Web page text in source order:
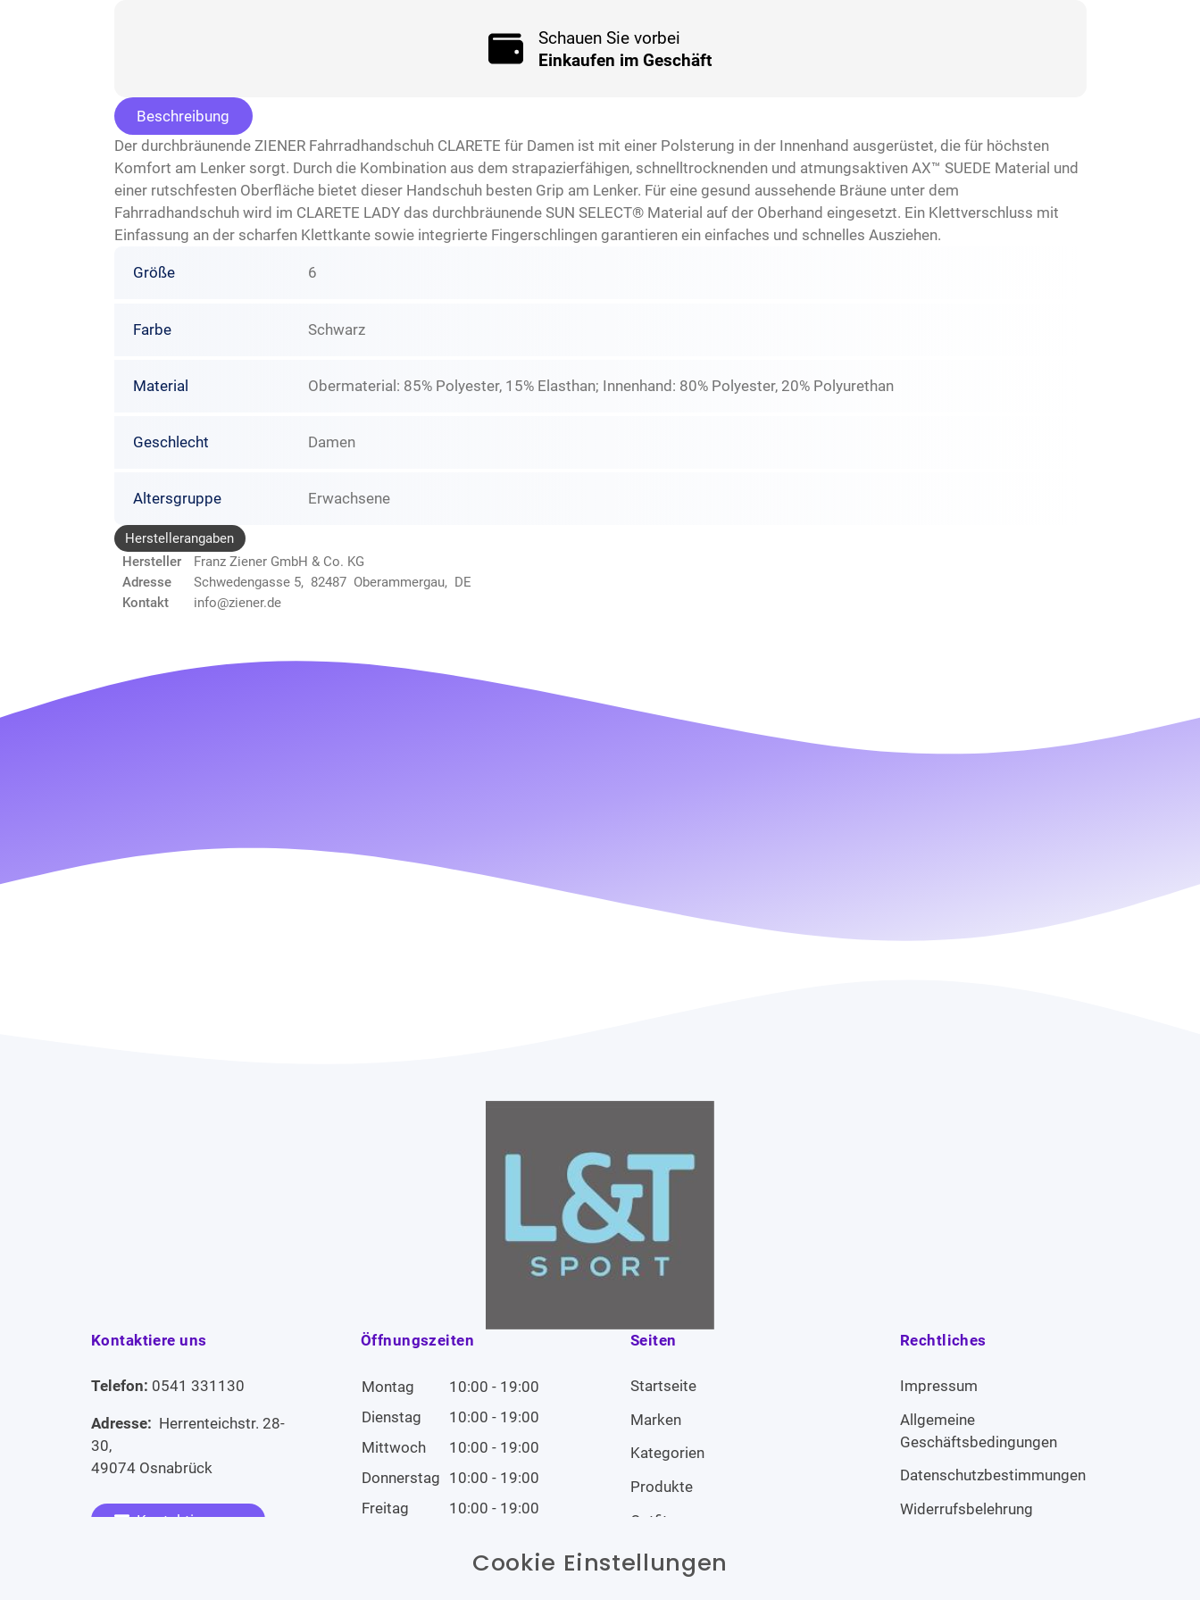
Schauen Sie vorbei
Einkaufen im Geschäft
Beschreibung
Der durchbräunende ZIENER Fahrradhandschuh CLARETE für Damen ist mit einer Polsterung in der Innenhand ausgerüstet, die für höchsten
Komfort am Lenker sorgt. Durch die Kombination aus dem strapazierfähigen, schnelltrocknenden und atmungsaktiven AX™ SUEDE Material und
einer rutschfesten Oberfläche bietet dieser Handschuh besten Grip am Lenker. Für eine gesund aussehende Bräune unter dem
Fahrradhandschuh wird im CLARETE LADY das durchbräunende SUN SELECT® Material auf der Oberhand eingesetzt. Ein Klettverschluss mit
Einfassung an der scharfen Klettkante sowie integrierte Fingerschlingen garantieren ein einfaches und schnelles Ausziehen.
Größe 6
Farbe Schwarz
Material Obermaterial: 85% Polyester, 15% Elasthan; Innenhand: 80% Polyester, 20% Polyurethan
Geschlecht Damen
Altersgruppe Erwachsene
Herstellerangaben
Hersteller
Franz Ziener GmbH & Co. KG
Adresse
Schwedengasse 5, 82487 Oberammergau, DE
Kontakt
info@ziener.de
Kontaktiere uns
Telefon: 0541 331130
Adresse: Herrenteichstr. 28-
30,
49074 Osnabrück
Kontaktiere uns
Öffnungszeiten
Montag
10:00 - 19:00
Dienstag
10:00 - 19:00
Mittwoch
10:00 - 19:00
Donnerstag 10:00 - 19:00
Freitag
10:00 - 19:00
Geschlossen
Seiten
Startseite
Marken
Kategorien
Produkte
Outfits
Rechtliches
Impressum
Allgemeine
Geschäftsbedingungen
Datenschutzbestimmungen
Widerrufsbelehrung
Cookie Einstellungen